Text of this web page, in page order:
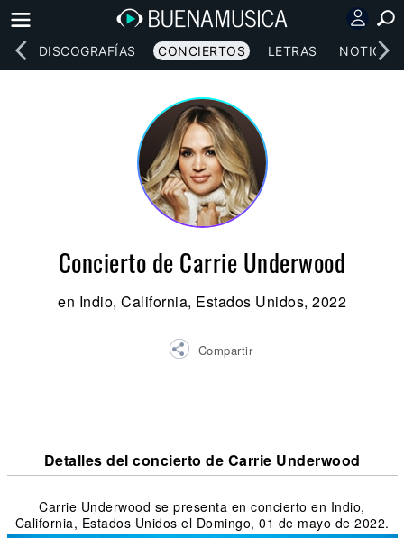
DISCOGRAFÍAS CONCIERTOS LETRAS NOTICIAS
Concierto de Carrie Underwood
en Indio, California, Estados Unidos, 2022
Compartir
Detalles del concierto de Carrie Underwood
Carrie Underwood se presenta en concierto en Indio,
California, Estados Unidos el Domingo, 01 de mayo de 2022.